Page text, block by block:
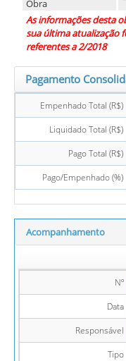
Obra
As informações desta
sua última atualização
referentes a 2/2018
Pagamento
Empenhado Total (R$)
Liquidado Total (R$)
Pago Total (R$)
Pago/Empenhado (%)
Acompanhamento
Nº
Data
Responsável
Tipo